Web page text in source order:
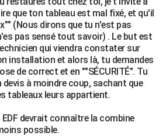
que ton tableau est mal fixé, et qu'il
(Nous dirons que tu n'est pas
pas sensé tout savoir) . Le but est
qui viendra constater sur
installation et alors là, tu demandes
de correct et en ""SÉCURITÉ". Tu
à moindre coup, sachant que
tableaux leurs appartient.
devrait connaître la combine
possible.